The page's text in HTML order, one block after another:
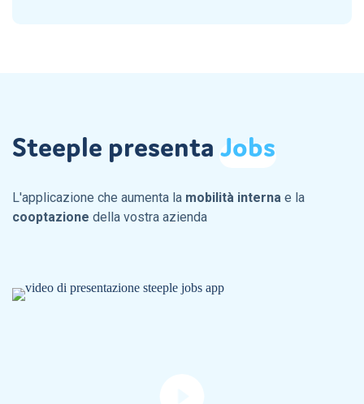
Steeple presenta Jobs
L'applicazione che aumenta la mobilità interna e la
cooptazione della vostra azienda